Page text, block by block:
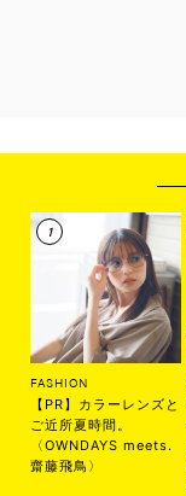
FASHION
【PR】カラーレンズと
ご近所夏時間。
〈OWNDAYS meets.
齋藤飛鳥〉